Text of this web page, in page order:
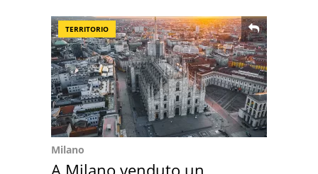
TERRITORIO
Milano